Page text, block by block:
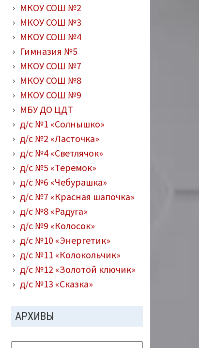
МКОУ СОШ №2
МКОУ СОШ №3
МКОУ СОШ №4
Гимназия №5
МКОУ СОШ №7
МКОУ СОШ №8
МКОУ СОШ №9
МБУ ДО ЦДТ
д/с №1 «Солнышко»
д/с №2 «Ласточка»
д/с №4 «Светлячок»
д/с №5 «Теремок»
д/с №6 «Чебурашка»
д/с №7 «Красная шапочка»
д/с №8 «Радуга»
д/с №9 «Колосок»
д/с №10 «Энергетик»
д/с №11 «Колокольчик»
д/с №12 «Золотой ключик»
д/с №13 «Сказка»
АРХИВЫ